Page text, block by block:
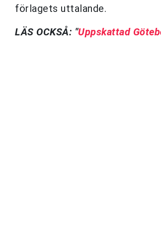
förlagets uttalande.
LÄS OCKSÅ: "Uppskattad